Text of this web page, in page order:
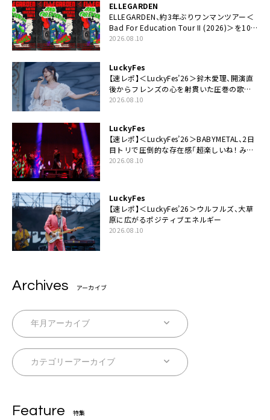
ELLEGARDEN
ELLEGARDEN、約3年ぶりワンマンツアー＜
Bad For Education Tour II (2026)＞を10
月より開催
2026.08.10
LuckyFes
【速レポ】＜LuckyFes’26＞鈴木愛理、開演直
後からフレンズの心を射貫いた圧巻の歌
声。“最強の相方”の登場も「みなさんしっか
2026.08.10
LuckyFes
【速レポ】＜LuckyFes’26＞BABYMETAL、2日
目トリで圧倒的な存在感「超楽しいね！ みん
なありがとう！」
2026.08.10
LuckyFes
【速レポ】＜LuckyFes’26＞ウルフルズ、大草
原に広がるポジティブエネルギー
2026.08.10
Archives アーカイブ
Feature 特集